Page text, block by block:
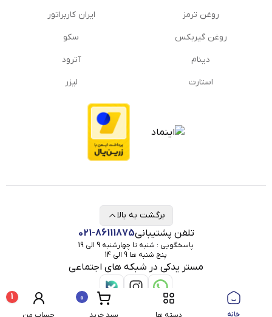
روغن ترمز
روغن گیربكس
دینام
استارت
ایران کاربراتور
سکو
آترود
لیزر
تلفن پشتیبانی021-86111875
پاسخگویی : شنبه تا چهارشنبه 9 الی 19
پنج شنبه ها 9 الی 14
مستر یدکی در شبکه های اجتماعی
برگشت به بالا
خانه
0
1